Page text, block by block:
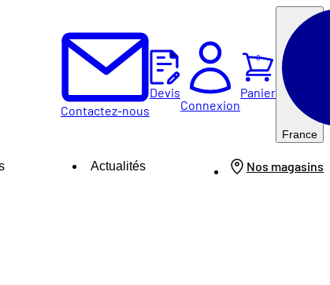
Contactez-nous
Devis
Connexion
Panier
0
France
Actualités Nos magasins